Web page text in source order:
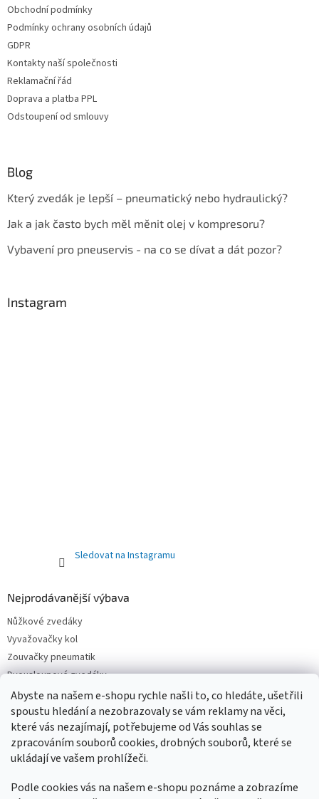
Abyste na našem e-shopu rychle našli to, co hledáte, ušetřili
spoustu hledání a nezobrazovaly se vám reklamy na věci,
které vás nezajímají, potřebujeme od Vás souhlas se
zpracováním souborů cookies, drobných souborů, které se
ukládají ve vašem prohlížeči.
Podle cookies vás na našem e-shopu poznáme a zobrazíme
Obchodní podmínky
Podmínky ochrany osobních údajů
GDPR
Kontakty naší společnosti
Reklamační řád
Doprava a platba PPL
Odstoupení od smlouvy
Blog
Který zvedák je lepší – pneumatický nebo hydraulický?
Jak a jak často bych měl měnit olej v kompresoru?
Vybavení pro pneuservis - na co se dívat a dát pozor?
Instagram
Sledovat na Instagramu
Nejprodávanější výbava
Nůžkové zvedáky
Vyvažovačky kol
Zouvačky pneumatik
Dvousloupové zvedáky
Pneuservisní sety
Čtyřsloupové zvedáky
Jednosloupové zvedáky